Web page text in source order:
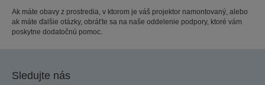
Ak máte obavy z prostredia, v ktorom je váš projektor namontovaný, alebo
ak máte ďalšie otázky, obráťte sa na naše oddelenie podpory, ktoré vám
poskytne dodatočnú pomoc.
Sledujte nás